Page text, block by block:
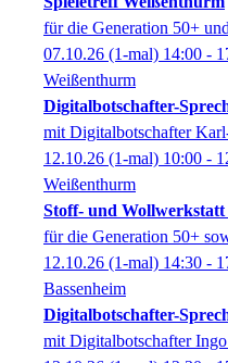
für die Generation 50+
07.10.26 (1-mal) 14:00 -
Weißenthurm
Digitalbotschafter-
mit Digitalbotschafter
12.10.26 (1-mal) 10:00 -
Weißenthurm
Stoff- und Wollwerkstatt
für die Generation 50+
12.10.26 (1-mal) 14:30 -
Bassenheim
Digitalbotschafter-
mit Digitalbotschafter